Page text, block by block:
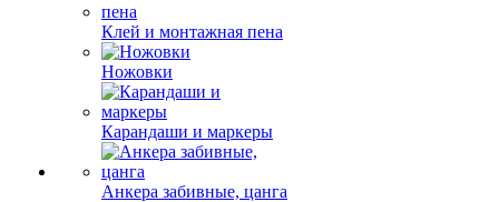
Клей и монтажная пена
Ножовки
Карандаши и маркеры
Анкера забивные, цанга